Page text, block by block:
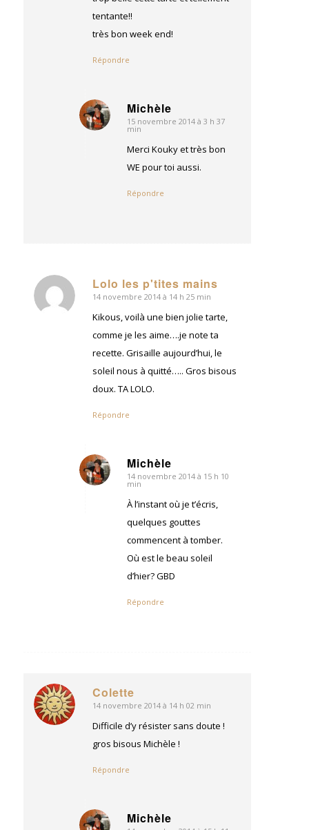
tentante!!
très bon week end!
Répondre
Michèle
dit
15 novembre 2014 à 3 h 37
min
Merci Kouky et très bon
WE pour toi aussi.
Répondre
Lolo les p'tites mains
dit
:
14 novembre 2014 à 14 h 25 min
Kikous, voilà une bien jolie tarte,
comme je les aime….je note ta
recette. Grisaille aujourd’hui, le
soleil nous à quitté….. Gros bisous
doux. TA LOLO.
Répondre
Michèle
dit
14 novembre 2014 à 15 h 10
min
À l’instant où je t’écris,
quelques gouttes
commencent à tomber.
Où est le beau soleil
d’hier? GBD
Répondre
Colette
dit
:
14 novembre 2014 à 14 h 02 min
Difficile d’y résister sans doute !
gros bisous Michèle !
Répondre
Michèle